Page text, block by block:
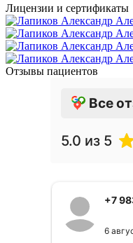
Лицензии и сертификаты
Отзывы пациентов
Все
5.0 из 5
+7
6